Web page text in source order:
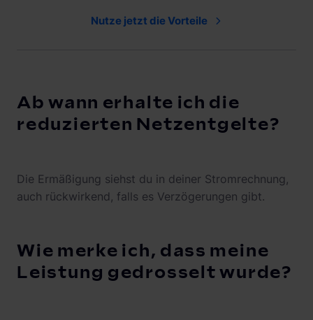
Nutze jetzt die Vorteile
Ab wann erhalte ich die
reduzierten Netzentgelte?
Die Ermäßigung siehst du in deiner Stromrechnung,
auch rückwirkend, falls es Verzögerungen gibt.
Wie merke ich, dass meine
Leistung gedrosselt wurde?